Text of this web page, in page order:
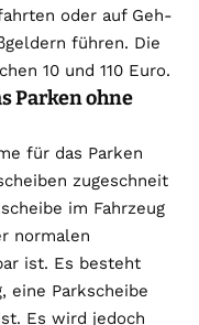
oder auf Geh-
führen. Die
10 und 110 Euro.
Parken ohne
für das Parken
zugeschneit
im Fahrzeug
normalen
ist. Es besteht
eine Parkscheibe
Es wird jedoch